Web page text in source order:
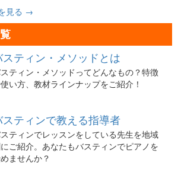
見る →
スティン・メソッドとは
ティン・メソッドってどんなもの？特徴
い方、教材ラインナップをご紹介！
スティンで教える指導者
ティンでレッスンをしている先生を地域
ご紹介。あなたもバスティンでピアノを
ませんか？